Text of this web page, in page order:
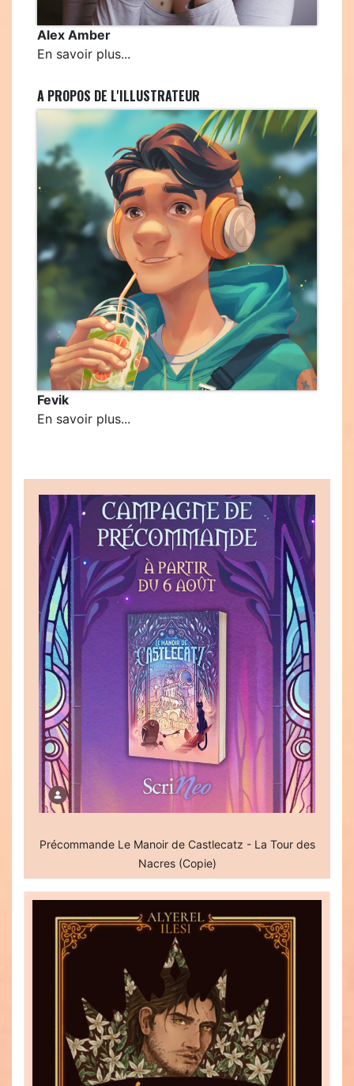
Alex Amber
En savoir plus...
A PROPOS DE L'ILLUSTRATEUR
Fevik
En savoir plus...
Précommande Le Manoir de Castlecatz - La Tour des
Nacres (Copie)